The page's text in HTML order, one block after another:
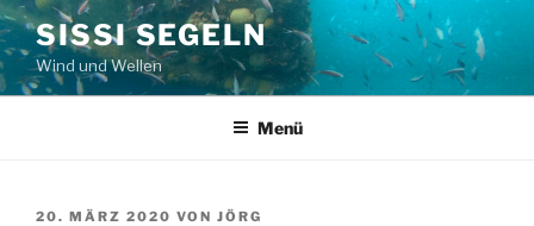
Zum
Inhalt
springen
SISSI SEGELN
Wind und Wellen
Menü
VERÖFFENTLICHT
20. MÄRZ 2020 VON JÖRG